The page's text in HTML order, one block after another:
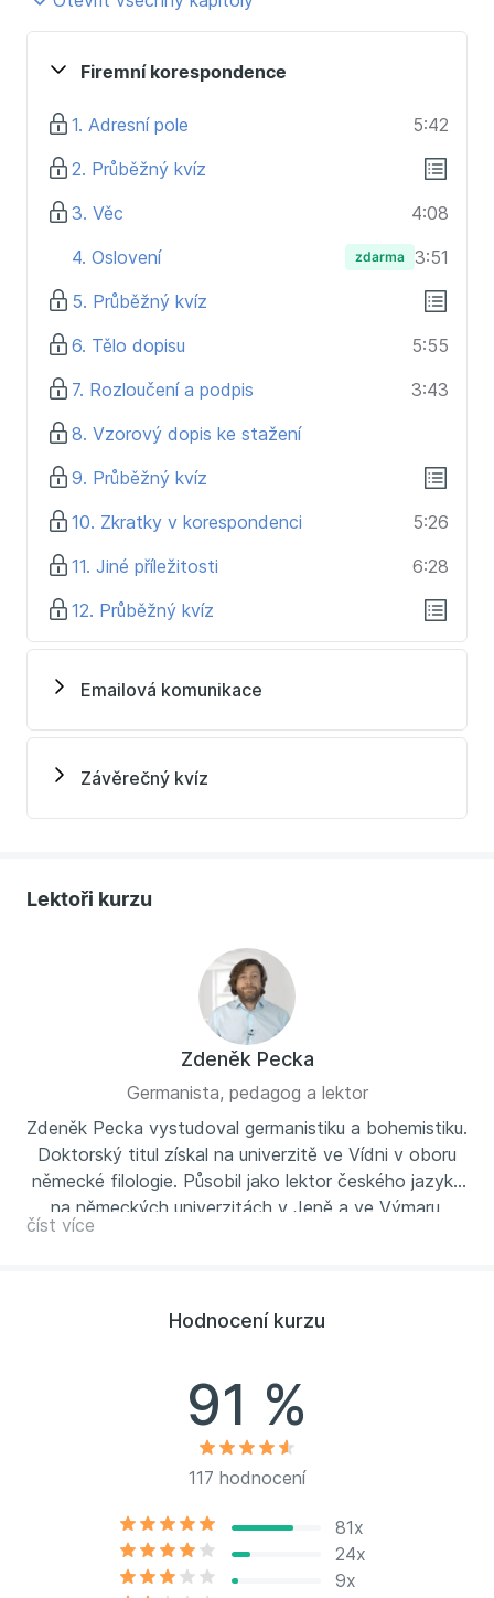
Kurz je určený pro:
Pracovníky ve firmách vlastněných kapitálem z
německy mluvících zemí
Studenty a pracovníky komunikující často s
Mírně pokročilé studenty
Každého, kdo se chce přiučit novým
Firemní korespondence
1. Adresní pole
5:42
2. Průběžný kvíz
3. Věc
4:08
4. Oslovení
zdarma 3:51
5. Průběžný kvíz
6. Tělo dopisu
5:55
7. Rozloučení a podpis
3:43
8. Vzorový dopis ke stažení
9. Průběžný kvíz
10. Zkratky v korespondenci
5:26
11. Jiné příležitosti
6:28
12. Průběžný kvíz
Emailová komunikace
Závěrečný kvíz
Lektoři kurzu
Zdeněk Pecka
Germanista, pedagog a lektor
Zdeněk Pecka vystudoval germanistiku a bohemistiku.
Doktorský titul získal na univerzitě ve Vídni v oboru
německé filologie. Působil jako lektor českého jazyka
na německých univerzitách v Jeně a ve Výmaru.
Přednáší německy psanou literaturu, textové
médii a ve výuce uplatňuje vlastní bohaté zkušenosti.
Studio Southwind
číst více
Hodnocení kurzu
91 %
117 hodnocení
81x
24x
9x